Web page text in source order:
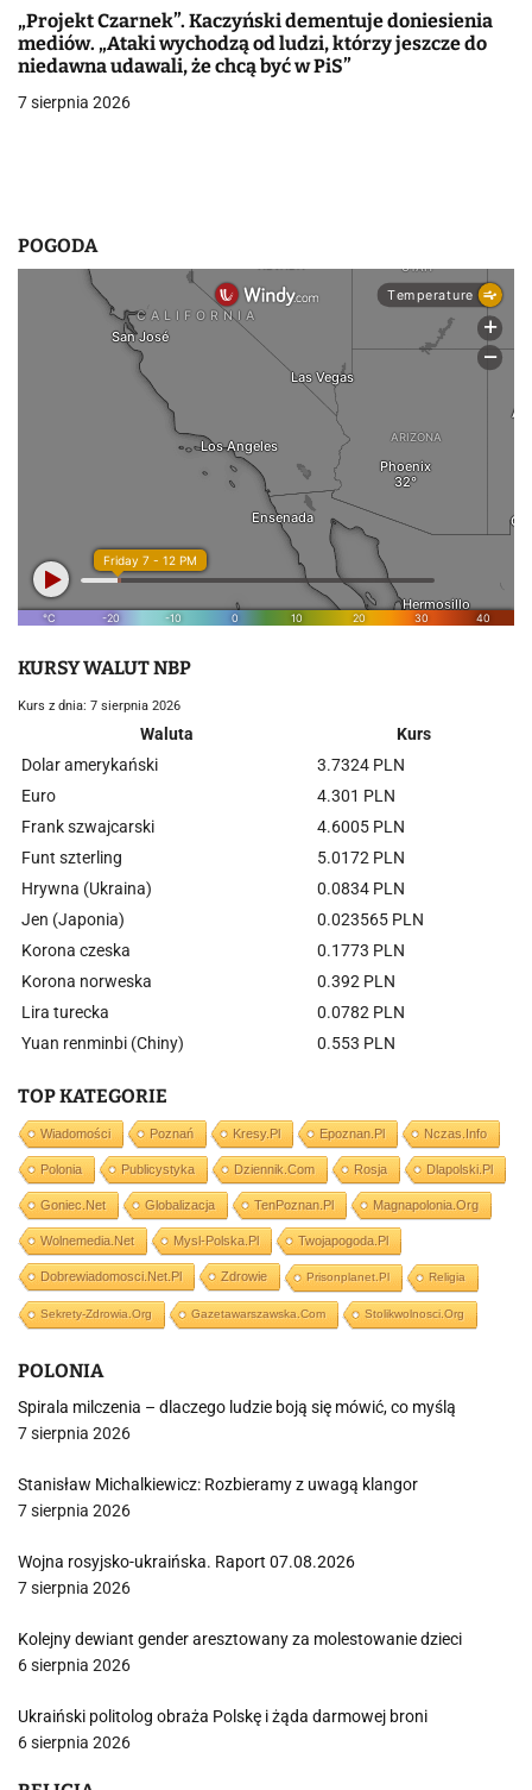
i
s
„Projekt Czarnek”. Kaczyński dementuje doniesienia
mediów. „Ataki wychodzą od ludzi, którzy jeszcze do
niedawna udawali, że chcą być w PiS”
7 sierpnia 2026
POGODA
KURSY WALUT NBP
Kurs z dnia: 7 sierpnia 2026
Waluta
Kurs
Dolar amerykański
3.7324 PLN
Euro
4.301 PLN
Frank szwajcarski
4.6005 PLN
Funt szterling
5.0172 PLN
Hrywna (Ukraina)
0.0834 PLN
Jen (Japonia)
0.023565 PLN
Korona czeska
0.1773 PLN
Korona norweska
0.392 PLN
Lira turecka
0.0782 PLN
Yuan renminbi (Chiny)
0.553 PLN
TOP KATEGORIE
Wiadomości Poznań Kresy.pl Epoznan.pl Nczas.info
Polonia Publicystyka Dziennik.com Rosja Dlapolski.pl
Goniec.net Globalizacja TenPoznan.pl Magnapolonia.org
Wolnemedia.net Mysl-Polska.pl Twojapogoda.pl
Dobrewiadomosci.net.pl Zdrowie Prisonplanet.pl Religia
Sekrety-Zdrowia.org Gazetawarszawska.com Stolikwolnosci.org
POLONIA
Spirala milczenia – dlaczego ludzie boją się mówić, co myślą
7 sierpnia 2026
Stanisław Michalkiewicz: Rozbieramy z uwagą klangor
7 sierpnia 2026
Wojna rosyjsko-ukraińska. Raport 07.08.2026
7 sierpnia 2026
Kolejny dewiant gender aresztowany za molestowanie dzieci
6 sierpnia 2026
Ukraiński politolog obraża Polskę i żąda darmowej broni
6 sierpnia 2026